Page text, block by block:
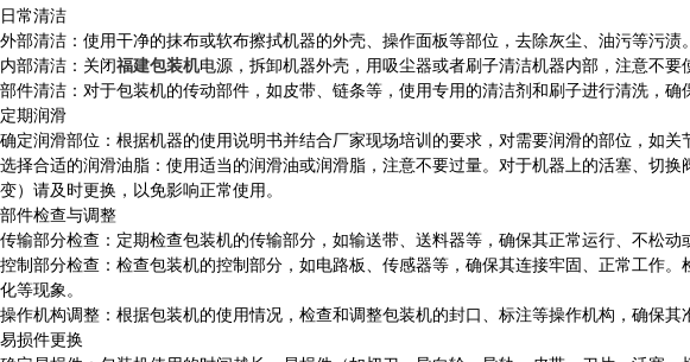
日常清洁
外部清洁：使用干净的抹布或软布擦拭机器的外壳、操作面板等部位，去除灰尘、油污等污渍
内部清洁：关闭福建包装机电源，拆卸机器外壳，用吸尘器或者刷子清洁机器内部，注意不
部件清洁：对于包装机的传动部件，如皮带、链条等，使用专用的清洁剂和刷子进行清洗，
定期润滑
确定润滑部位：根据机器的使用说明书并结合厂家现场培训的要求，对需要润滑的部位，如
选择合适的润滑油脂：使用适当的润滑油或润滑脂，注意不要过量。对于机器上的活塞、切
变）请及时更换，以免影响正常使用。
部件检查与调整
传输部分检查：定期检查包装机的传输部分，如输送带、送料器等，确保其正常运行、不松
控制部分检查：检查包装机的控制部分，如电路板、传感器等，确保其连接牢固、正常工作
化等现象。
操作机构调整：根据包装机的使用情况，检查和调整包装机的封口、标注等操作机构，确保其
易损件更换